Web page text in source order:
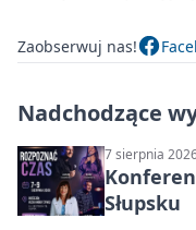
Zaobserwuj nas!
Nadchodzące
7 sierpnia
Słupsku